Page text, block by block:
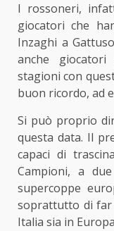
I rossoneri,
giocatori che
Inzaghi a
anche
stagioni con
buon ricordo, ad
Si può proprio
questa data. Il
capaci di
Campioni, a
supercoppe
soprattutto di far
Italia sia in